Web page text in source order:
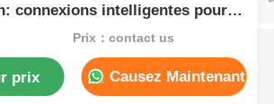
connexions intelligentes pour le
et les câbles
Prix：contact us
prix Causez Maintenant